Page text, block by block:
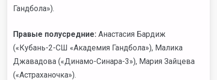
Гандбола»).
Правые полусредние: Анастасия Бардиж
(«Кубань-2-СШ «Академия Гандбола»), Малика
Джавадова («Динамо-Синара-3»), Мария Зайцева
(«Астраханочка»).